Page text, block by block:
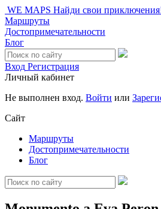
WE MAPS Найди свои
Маршруты
Достопримечательности
Блог
Вход Регистрация
Личный кабинет
Не выполнен вход. Войти или
Сайт
Маршруты
Достопримечательности
Блог